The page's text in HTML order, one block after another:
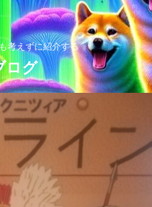
考えずに紹介する
ログ